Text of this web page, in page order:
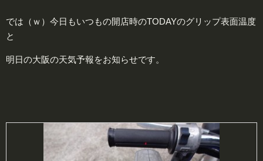
では（ｗ）今日もいつもの開店時のTODAYのグリップ表面温度
と
明日の大阪の天気予報をお知らせです。